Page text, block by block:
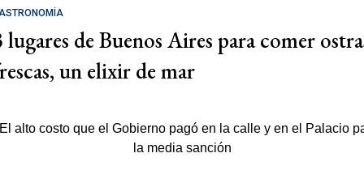
lugares de Buenos Aires para comer
un elixir de mar